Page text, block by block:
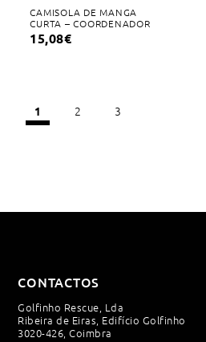
CAMISOLA DE MANGA
CURTA – COORDENADOR
15,08€
1 2 3
CONTACTOS
Golfinho Rescue, Lda
Ribeira de Eiras, Edifício Golfinho
3020-426, Coimbra